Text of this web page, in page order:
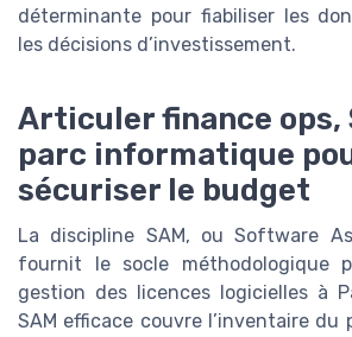
déterminante pour fiabiliser les
les décisions d’investissement.
Articuler finance ops,
parc informatique
sécuriser le budget
La discipline SAM, ou Software
fournit le socle méthodologique
gestion des licences logicielles à
SAM efficace couvre l’inventaire du